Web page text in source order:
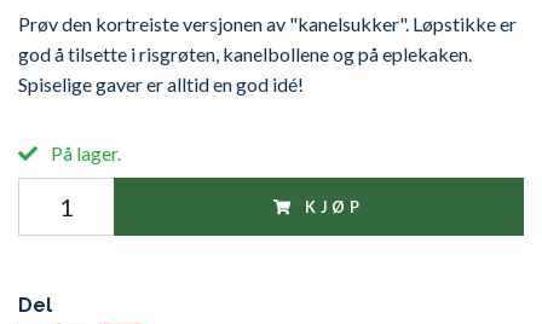
Prøv den kortreiste versjonen av "kanelsukker". Løpstikke er
god å tilsette i risgrøten, kanelbollene og på eplekaken.
Spiselige gaver er alltid en god idé!
På lager.
KJØP
Del